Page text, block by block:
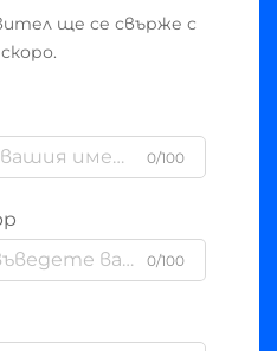
ще се свърже с
0/100
0/100